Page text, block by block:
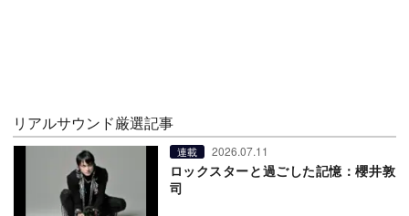
リアルサウンド厳選記事
連載 2026.07.11
ロックスターと過ごした記憶：櫻井敦
司